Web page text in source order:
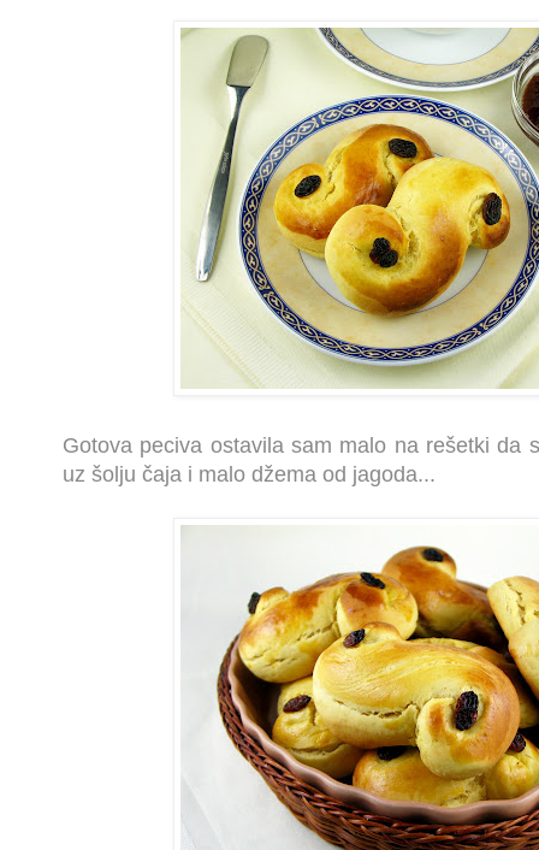
Gotova peciva ostavila sam malo na rešetki da
uz šolju čaja i malo džema od jagoda...